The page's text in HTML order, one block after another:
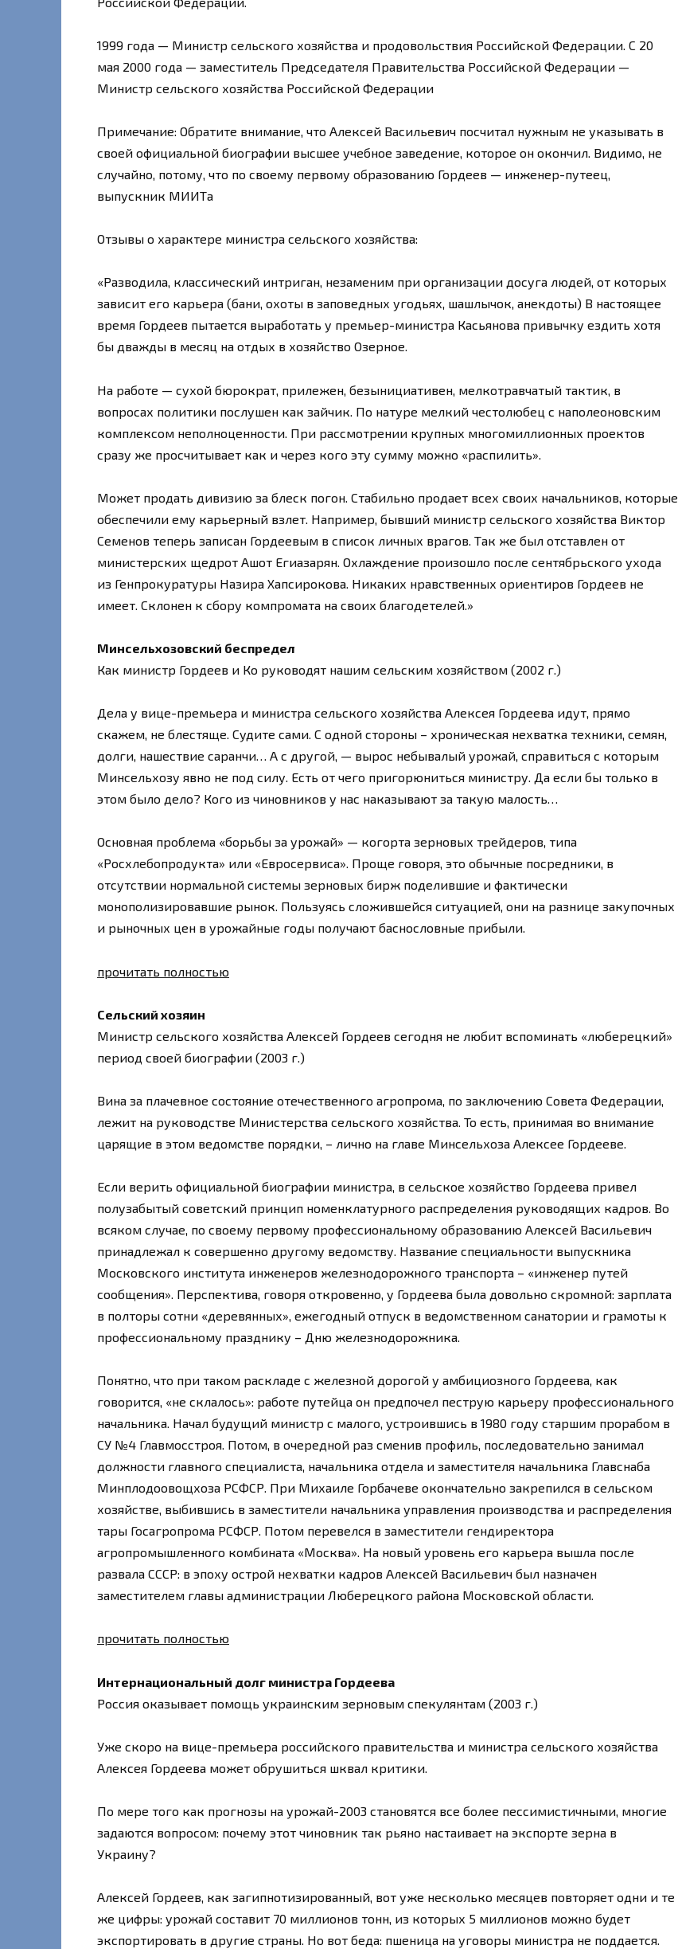
1999 года — Министр сельского хозяйства и продовольствия Российской Федерации. C 20
мая 2000 года — заместитель Председателя Правительства Российской Федерации —
Министр сельского хозяйства Российской Федерации
Примечание: Обратите внимание, что Алексей Васильевич посчитал нужным не указывать в
своей официальной биографии высшее учебное заведение, которое он окончил. Видимо, не
случайно, потому, что по своему первому образованию Гордеев — инженер-путеец,
выпускник МИИТа
Отзывы о характере министра сельского хозяйства:
«Разводила, классический интриган, незаменим при организации досуга людей, от которых
зависит его карьера (бани, охоты в заповедных угодьях, шашлычок, анекдоты) В настоящее
время Гордеев пытается выработать у премьер-министра Касьянова привычку ездить хотя
бы дважды в месяц на отдых в хозяйство Озерное.
На работе — сухой бюрократ, прилежен, безынициативен, мелкотравчатый тактик, в
вопросах политики послушен как зайчик. По натуре мелкий честолюбец с наполеоновским
комплексом неполноценности. При рассмотрении крупных многомиллионных проектов
сразу же просчитывает как и через кого эту сумму можно «распилить».
Может продать дивизию за блеск погон. Стабильно продает всех своих начальников, которые
обеспечили ему карьерный взлет. Например, бывший министр сельского хозяйства Виктор
Семенов теперь записан Гордеевым в список личных врагов. Так же был отставлен от
министерских щедрот Ашот Егиазарян. Охлаждение произошло после сентябрьского ухода
из Генпрокуратуры Назира Хапсирокова. Никаких нравственных ориентиров Гордеев не
имеет. Склонен к сбору компромата на своих благодетелей.»
Минсельхозовский беспредел
Как министр Гордеев и Ко руководят нашим сельским хозяйством (2002 г.)
Дела у вице-премьера и министра сельского хозяйства Алексея Гордеева идут, прямо
скажем, не блестяще. Судите сами. С одной стороны – хроническая нехватка техники, семян,
долги, нашествие саранчи… А с другой, — вырос небывалый урожай, справиться с которым
Минсельхозу явно не под силу. Есть от чего пригорюниться министру. Да если бы только в
этом было дело? Кого из чиновников у нас наказывают за такую малость…
Основная проблема «борьбы за урожай» — когорта зерновых трейдеров, типа
«Росхлебопродукта» или «Евросервиса». Проще говоря, это обычные посредники, в
отсутствии нормальной системы зерновых бирж поделившие и фактически
монополизировавшие рынок. Пользуясь сложившейся ситуацией, они на разнице закупочных
и рыночных цен в урожайные годы получают баснословные прибыли.
прочитать полностью
Сельский хозяин
Министр сельского хозяйства Алексей Гордеев сегодня не любит вспоминать «люберецкий»
период своей биографии (2003 г.)
Вина за плачевное состояние отечественного агропрома, по заключению Совета Федерации,
лежит на руководстве Министерства сельского хозяйства. То есть, принимая во внимание
царящие в этом ведомстве порядки, – лично на главе Минсельхоза Алексее Гордееве.
Если верить официальной биографии министра, в сельское хозяйство Гордеева привел
полузабытый советский принцип номенклатурного распределения руководящих кадров. Во
всяком случае, по своему первому профессиональному образованию Алексей Васильевич
принадлежал к совершенно другому ведомству. Название специальности выпускника
Московского института инженеров железнодорожного транспорта – «инженер путей
сообщения». Перспектива, говоря откровенно, у Гордеева была довольно скромной: зарплата
в полторы сотни «деревянных», ежегодный отпуск в ведомственном санатории и грамоты к
профессиональному празднику – Дню железнодорожника.
Понятно, что при таком раскладе с железной дорогой у амбициозного Гордеева, как
говорится, «не склалось»: работе путейца он предпочел пеструю карьеру профессионального
начальника. Начал будущий министр с малого, устроившись в 1980 году старшим прорабом в
СУ №4 Главмосстроя. Потом, в очередной раз сменив профиль, последовательно занимал
должности главного специалиста, начальника отдела и заместителя начальника Главснаба
Минплодоовощхоза РСФСР. При Михаиле Горбачеве окончательно закрепился в сельском
хозяйстве, выбившись в заместители начальника управления производства и распределения
тары Госагропрома РСФСР. Потом перевелся в заместители гендиректора
агропромышленного комбината «Москва». На новый уровень его карьера вышла после
развала СССР: в эпоху острой нехватки кадров Алексей Васильевич был назначен
заместителем главы администрации Люберецкого района Московской области.
прочитать полностью
Интернациональный долг министра Гордеева
Россия оказывает помощь украинским зерновым спекулянтам (2003 г.)
Уже скоро на вице-премьера российского правительства и министра сельского хозяйства
Алексея Гордеева может обрушиться шквал критики.
По мере того как прогнозы на урожай-2003 становятся все более пессимистичными, многие
задаются вопросом: почему этот чиновник так рьяно настаивает на экспорте зерна в
Украину?
Алексей Гордеев, как загипнотизированный, вот уже несколько месяцев повторяет одни и те
же цифры: урожай составит 70 миллионов тонн, из которых 5 миллионов можно будет
экспортировать в другие страны. Но вот беда: пшеница на уговоры министра не поддается.